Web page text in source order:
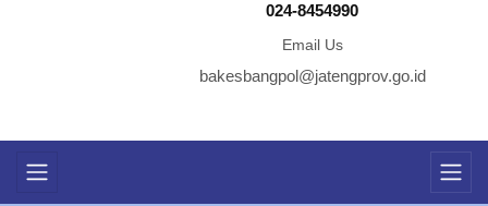
024-8454990
Email Us
bakesbangpol@jatengprov.go.id